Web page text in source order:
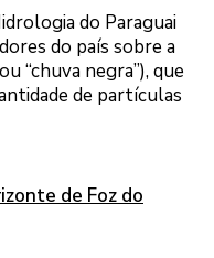
do Paraguai
do país sobre a
“chuva negra”), que
de partículas
de Foz do